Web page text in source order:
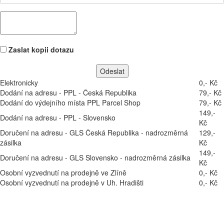
Zaslat kopii dotazu
Elektronicky
0,- Kč
Dodání na adresu - PPL - Česká Republika
79,- Kč
Dodání do výdejního místa PPL Parcel Shop
79,- Kč
Dodání na adresu - PPL - Slovensko
149,-
Kč
Doručení na adresu - GLS Česká Republika - nadrozměrná
zásilka
129,-
Kč
Doručení na adresu - GLS Slovensko - nadrozměrná zásilka
149,-
Kč
Osobní vyzvednutí na prodejně ve Zlíně
0,- Kč
Osobní vyzvednutí na prodejně v Uh. Hradišti
0,- Kč